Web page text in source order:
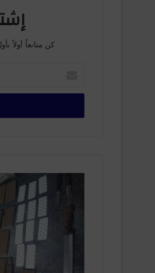
كن متابعاً أولاً
الإلكتروني